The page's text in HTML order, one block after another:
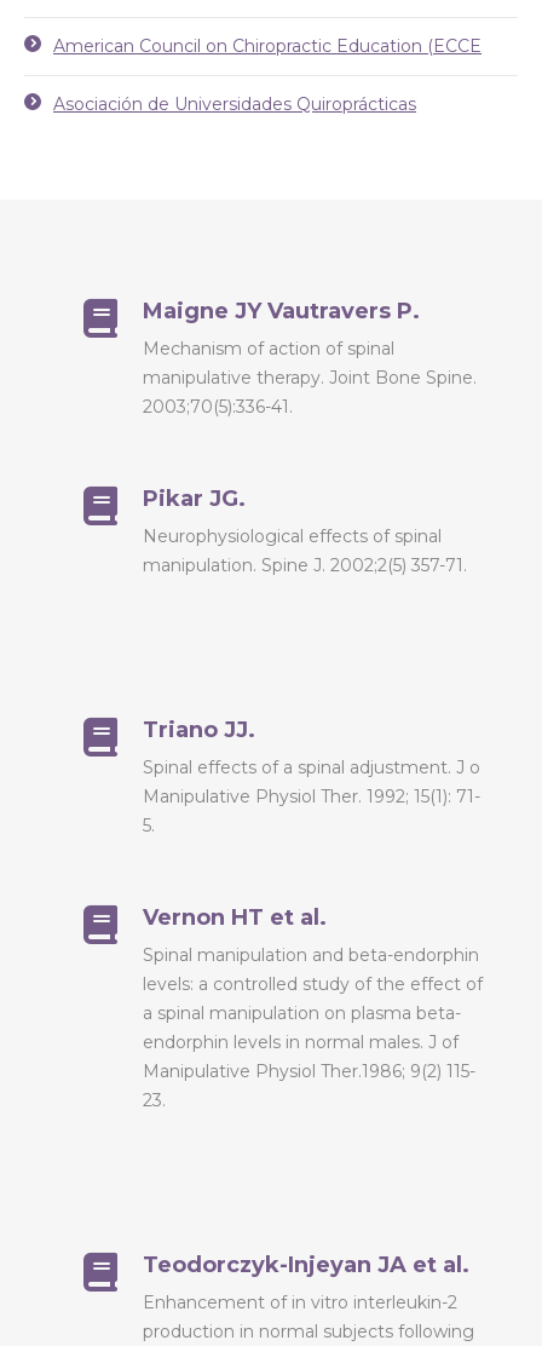
American Council on Chiropractic Education (ECCE
Asociación de Universidades Quiroprácticas
Maigne JY Vautravers P.
Mechanism of action of spinal
manipulative therapy. Joint Bone Spine.
2003;70(5):336-41.
Pikar JG.
Neurophysiological effects of spinal
manipulation. Spine J. 2002;2(5) 357-71.
Triano JJ.
Spinal effects of a spinal adjustment. J o
Manipulative Physiol Ther. 1992; 15(1): 71-
5.
Vernon HT et al.
Spinal manipulation and beta-endorphin
levels: a controlled study of the effect of
a spinal manipulation on plasma beta-
endorphin levels in normal males. J of
Manipulative Physiol Ther.1986; 9(2) 115-
23.
Teodorczyk-Injeyan JA et al.
Enhancement of in vitro interleukin-2
production in normal subjects following